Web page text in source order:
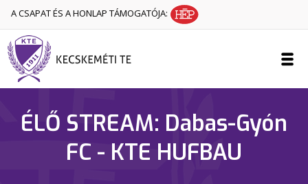
A CSAPAT ÉS A HONLAP TÁMOGATÓJA:
ÉLŐ STREAM: Dabas-Gyón
FC - KTE HUFBAU